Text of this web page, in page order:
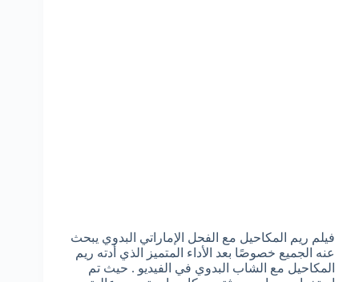
فيلم ريم المكاحيل مع الفحل الإماراتي البدوي يبحث
عنه الجميع خصوصًا بعد الأداء المتميز الذي أدته ريم
المكاحيل مع الشاب البدوي في الفيديو . حيث تم